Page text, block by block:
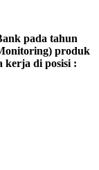
pada tahun
produk
kerja di posisi :